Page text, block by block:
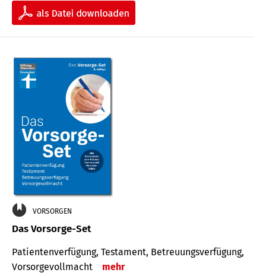
VORSORGEN
Das Vorsorge-Set
Patienten­ver­fügung, Testa­ment, Be­treuungs­verfü­gung,
Vor­sorge­voll­macht
mehr